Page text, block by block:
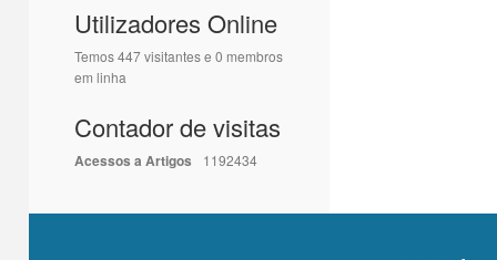
Utilizadores Online
Temos 447 visitantes e 0 membros
em linha
Contador de visitas
Acessos a Artigos 1192434